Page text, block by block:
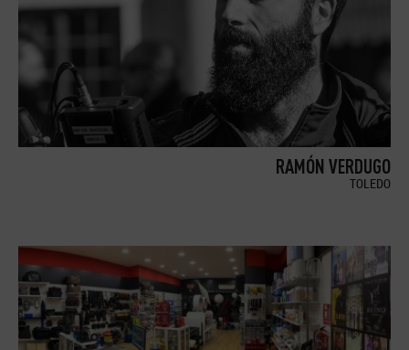
RAMÓN VERDUGO
TOLEDO